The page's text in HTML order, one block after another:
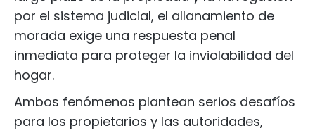
por el sistema judicial, el allanamiento de
morada exige una respuesta penal
inmediata para proteger la inviolabilidad del
hogar.
Ambos fenómenos plantean serios desafíos
para los propietarios y las autoridades,